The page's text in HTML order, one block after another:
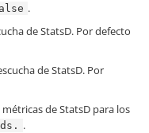
.
de StatsD. Por defecto
de StatsD. Por
de StatsD para los
ds. .